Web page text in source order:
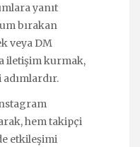
yanıt
bırakan
veya DM
iletişim kurmak,
hem takipçi
etkileşimi